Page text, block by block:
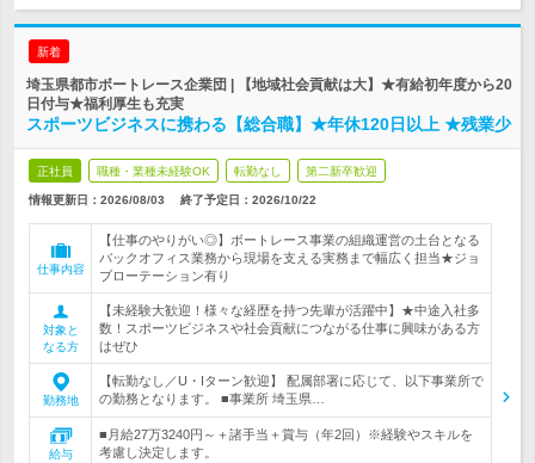
新着
埼玉県都市ボートレース企業団 | 【地域社会貢献は大】★有給初年度から20
日付与★福利厚生も充実
スポーツビジネスに携わる【総合職】★年休120日以上 ★残業少
正社員 職種・業種未経験OK 転勤なし 第二新卒歓迎
情報更新日：2026/08/03 終了予定日： 2026/10/22
仕事内容
【仕事のやりがい◎】ボートレース事業の組織運営の土台となる
バックオフィス業務から現場を支える実務まで幅広く担当★ジョ
ブローテーション有り
対象と
なる方
【未経験大歓迎！様々な経歴を持つ先輩が活躍中】★中途入社多
数！スポーツビジネスや社会貢献につながる仕事に興味がある方
はぜひ
勤務地
【転勤なし／U・Iターン歓迎】 配属部署に応じて、以下事業所で
の勤務となります。 ■事業所 埼玉県…
給与
■月給27万3240円～＋諸手当＋賞与（年2回）※経験やスキルを
考慮し決定します。